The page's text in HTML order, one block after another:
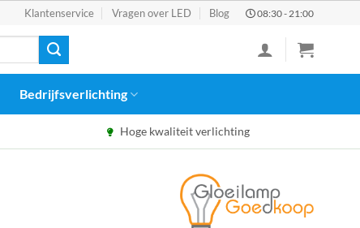
Klantenservice Vragen over LED Blog 08:30 - 21:00
Bedrijfsverlichting
Hoge kwaliteit verlichting